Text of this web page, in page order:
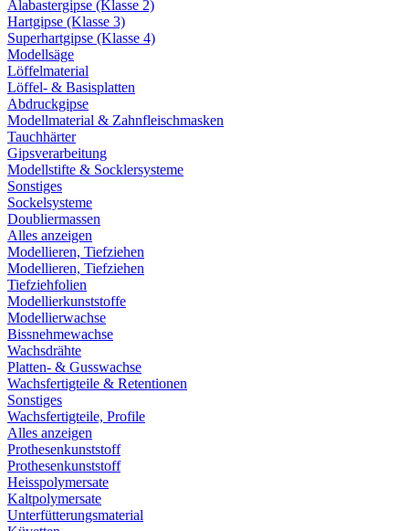
Alabastergipse (Klasse 2)
Hartgipse (Klasse 3)
Superhartgipse (Klasse 4)
Modellsäge
Löffelmaterial
Löffel- & Basisplatten
Abdruckgipse
Modellmaterial & Zahnfleischmasken
Tauchhärter
Gipsverarbeitung
Modellstifte & Socklersysteme
Sonstiges
Sockelsysteme
Doubliermassen
Alles anzeigen
Modellieren, Tiefziehen
Modellieren, Tiefziehen
Tiefziehfolien
Modellierkunststoffe
Modellierwachse
Bissnehmewachse
Wachsdrähte
Platten- & Gusswachse
Wachsfertigteile & Retentionen
Sonstiges
Wachsfertigteile, Profile
Alles anzeigen
Prothesenkunststoff
Prothesenkunststoff
Heisspolymersate
Kaltpolymersate
Unterfütterungsmaterial